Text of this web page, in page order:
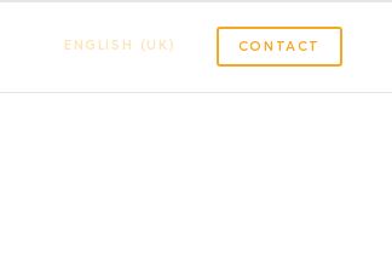
ENGLISH (UK) CONTACT